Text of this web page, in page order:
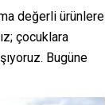
değerli ürünlere
çocuklara
Bugüne